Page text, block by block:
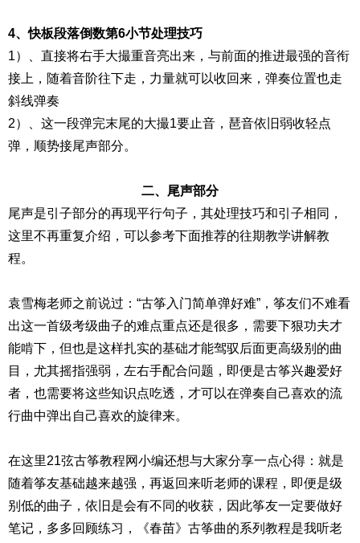
4、快板段落倒数第6小节处理技巧
1）、直接将右手大撮重音亮出来，与前面的推进最强的音衔
接上，随着音阶往下走，力量就可以收回来，弹奏位置也走
斜线弹奏
2）、这一段弹完末尾的大撮1要止音，琶音依旧弱收轻点
弹，顺势接尾声部分。
二、尾声部分
尾声是引子部分的再现平行句子，其处理技巧和引子相同，
这里不再重复介绍，可以参考下面推荐的往期教学讲解教
程。
袁雪梅老师之前说过：“古筝入门简单弹好难”，筝友们不难看
出这一首级考级曲子的难点重点还是很多，需要下狠功夫才
能啃下，但也是这样扎实的基础才能驾驭后面更高级别的曲
目，尤其摇指强弱，左右手配合问题，即便是古筝兴趣爱好
者，也需要将这些知识点吃透，才可以在弹奏自己喜欢的流
行曲中弹出自己喜欢的旋律来。
在这里21弦古筝教程网小编还想与大家分享一点心得：就是
随着筝友基础越来越强，再返回来听老师的课程，即便是级
别低的曲子，依旧是会有不同的收获，因此筝友一定要做好
笔记，多多回顾练习，《春苗》古筝曲的系列教程是我听老